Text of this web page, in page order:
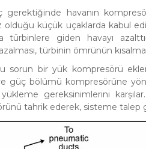
havanın
küçük uçaklarda kabul
türbinlere giden havayı
türbinin ömrünün
sorun bir yük kompresörü
güç bölümü kompresörüne
gereksinimlerini
tahrik ederek, sisteme talep